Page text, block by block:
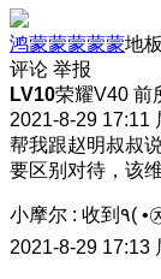
鸿蒙蒙蒙蒙蒙地板
评论 举报
LV10荣耀V40 前
2021-8-29 17:11
帮我跟赵明叔叔
要区别对待，该
小摩尔 :
2021-8-29 17:13